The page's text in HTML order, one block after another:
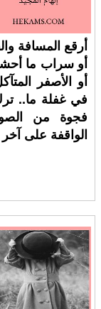
أرقع المسافة
أو سراب ما
أو الأصفر
في غفلة ما..
فجوة من
الواقفة على